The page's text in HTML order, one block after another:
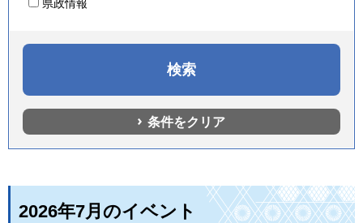
県政情報
条件をクリア
2026年7月のイベント